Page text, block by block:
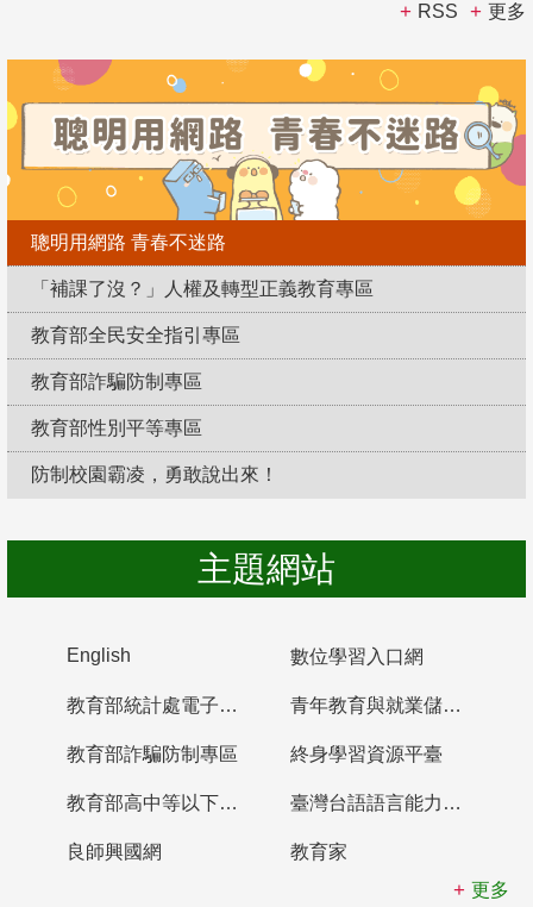
RSS 更多
聰明用網路 青春不迷路
「補課了沒？」人權及轉型正義教育專區
教育部全民安全指引專區
教育部詐騙防制專區
教育部性別平等專區
防制校園霸凌，勇敢說出來！
主題網站
English 數位學習入口網
教育部統計處電子書櫃 青年教育與就業儲蓄帳戶
教育部詐騙防制專區 終身學習資源平臺
教育部高中等以下學校及幼兒園教師資格檢定考試 臺灣台語語言能力認證網站
良師興國網
教育家
更多